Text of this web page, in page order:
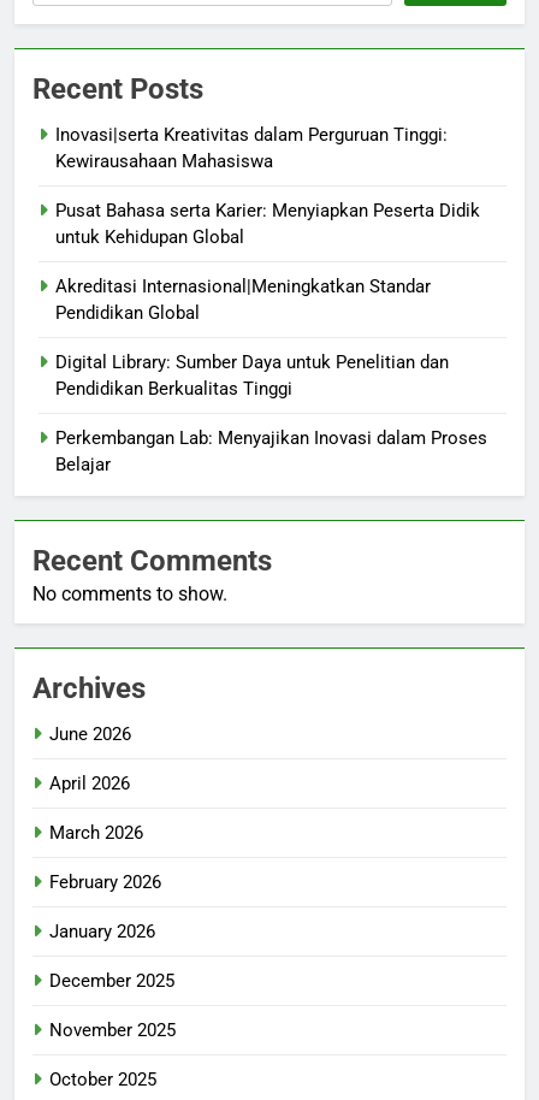
Recent Posts
Inovasi|serta Kreativitas dalam Perguruan Tinggi:
Kewirausahaan Mahasiswa
Pusat Bahasa serta Karier: Menyiapkan Peserta Didik
untuk Kehidupan Global
Akreditasi Internasional|Meningkatkan Standar
Pendidikan Global
Digital Library: Sumber Daya untuk Penelitian dan
Pendidikan Berkualitas Tinggi
Perkembangan Lab: Menyajikan Inovasi dalam Proses
Belajar
Recent Comments
No comments to show.
Archives
June 2026
April 2026
March 2026
February 2026
January 2026
December 2025
November 2025
October 2025